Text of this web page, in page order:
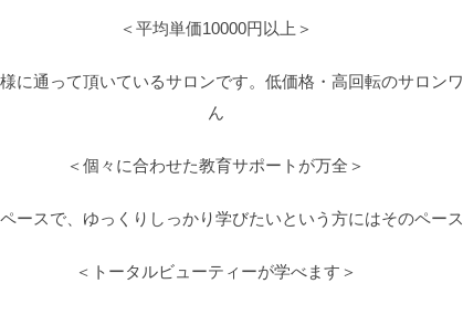
＜平均単価10000円以上＞
に通って頂いているサロンです。低価格・高回転のサロン
ん
＜個々に合わせた教育サポートが万全＞
ースで、ゆっくりしっかり学びたいという方にはそのペー
＜トータルビューティーが学べます＞